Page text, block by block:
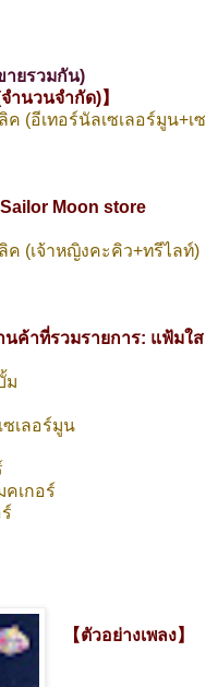
ายรวมกัน)
ำนวนจำกัด)】
(อีเทอร์นัลเซเลอร์มูน+เซ
Sailor Moon store
ค (เจ้าหญิงคะคิว+ทรีไลท์)
นค้าที่รวมรายการ: แฟ้มใส
ม
ซเลอร์มูน
คเกอร์
【ตัวอย่างเพลง】